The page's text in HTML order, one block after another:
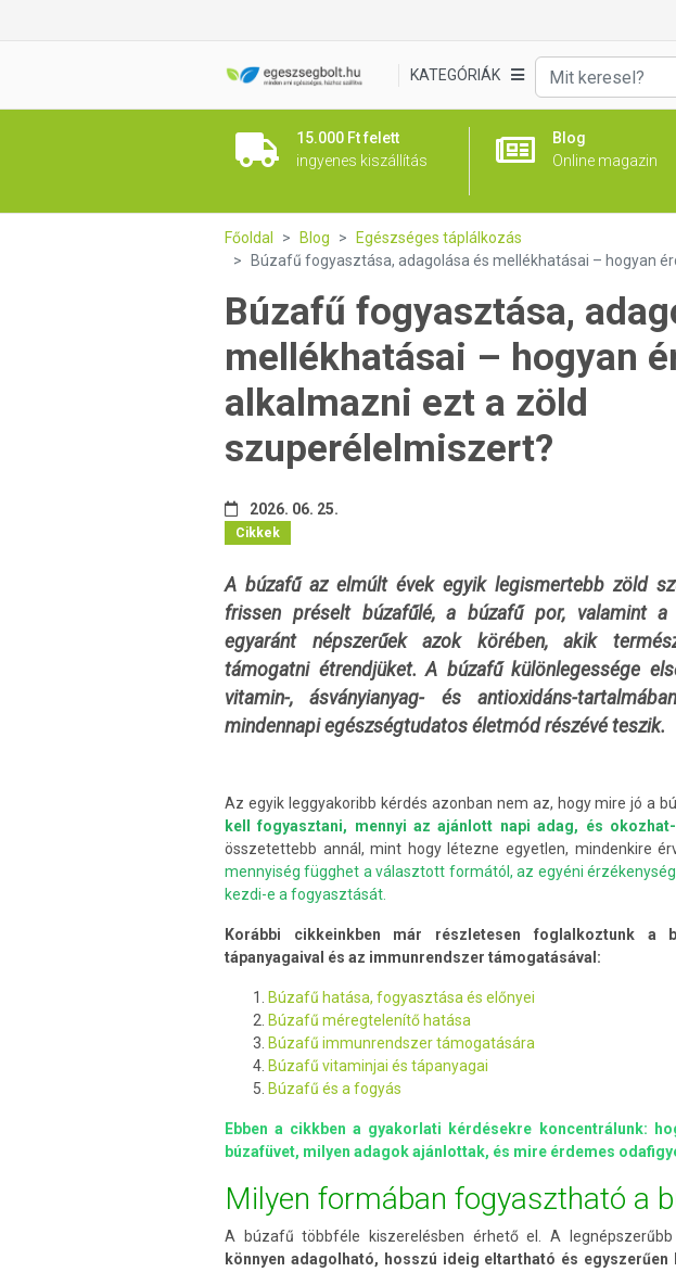
KATEGÓRIÁK
15.000 Ft felett
ingyenes kiszállítás
Blog
Online magazin
Főoldal Blog
Egészséges táplálkozás
Búzafű fogyasztása, adagolása és mellékhatásai – hogyan
Búzafű fogyasztása,
mellékhatásai – hogyan
alkalmazni ezt a zöld
szuperélelmiszert?
2026. 06. 25.
Cikkek
A búzafű az elmúlt évek egyik legismertebb zöld
frissen préselt búzafűlé, a búzafű por, valamint a
egyaránt népszerűek azok körében, akik
támogatni étrendjüket. A búzafű különlegessége
vitamin-, ásványianyag- és antioxidáns-
mindennapi egészségtudatos életmód részévé teszik.
Az egyik leggyakoribb kérdés azonban nem az, hogy mire jó a
kell fogyasztani, mennyi az ajánlott napi adag, és
összetettebb annál, mint hogy létezne egyetlen, mindenkire
mennyiség függhet a választott formától, az egyéni
kezdi-e a fogyasztását.
Korábbi cikkeinkben már részletesen foglalkoztunk a
tápanyagaival és az immunrendszer támogatásával:
Búzafű hatása, fogyasztása és előnyei
Búzafű méregtelenítő hatása
Búzafű immunrendszer támogatására
Búzafű vitaminjai és tápanyagai
Búzafű és a fogyás
Ebben a cikkben a gyakorlati kérdésekre koncentrálunk:
búzafüvet, milyen adagok ajánlottak, és mire érdemes
Milyen formában fogyasztható a
A búzafű többféle kiszerelésben érhető el. A
könnyen adagolható, hosszú ideig eltartható és